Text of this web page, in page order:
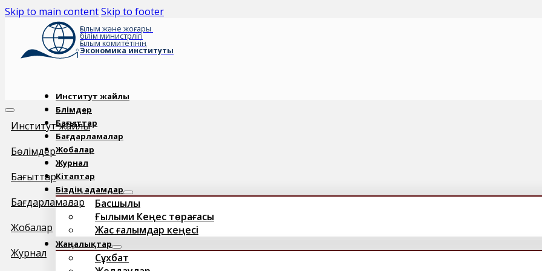
Skip to main contentSkip to footer
Ғылым және жоғары
білім министрлігі
Ғылым комитетінің
Экономика институты
Институт жайлы
Бөлімдер
Бағыттар
Бағдарламалар
Жобалар
Журнал
Кітаптар
Біздің адамдар
Басшылық
Ғылыми Кеңес төрағасы
Жас ғалымдар кеңесі
Жаңалықтар
Сұхбат
Институт жайлы
Бөлімдер
Бағыттар
Бағдарламалар
Жобалар
Журнал